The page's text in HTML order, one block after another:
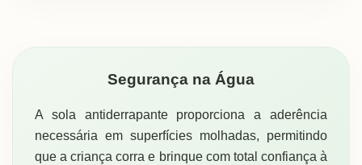
Segurança na Água
A sola antiderrapante proporciona a aderência
necessária em superfícies molhadas, permitindo
que a criança corra e brinque com total confiança à